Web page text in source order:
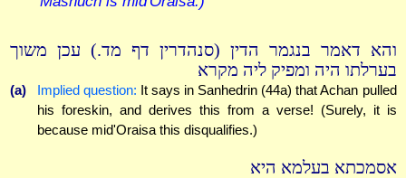
והא דאמר בנגמר הדין (סנהדרין דף מד.) עכן משוך
בערלתו היה ומפיק ליה מקרא
(a) Implied question: It says in Sanhedrin (44a) that Achan pulled
his foreskin, and derives this from a verse! (Surely, it is
because mid'Oraisa this disqualifies.)
אסמכתא בעלמא היא